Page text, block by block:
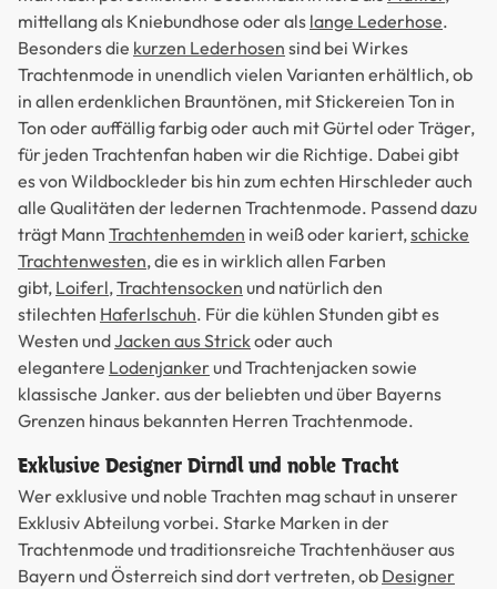
mittellang als Kniebundhose oder als lange Lederhose.
Besonders die kurzen Lederhosen sind bei Wirkes
Trachtenmode in unendlich vielen Varianten erhältlich, ob
in allen erdenklichen Brauntönen, mit Stickereien Ton in
Ton oder auffällig farbig oder auch mit Gürtel oder Träger,
für jeden Trachtenfan haben wir die Richtige. Dabei gibt
es von Wildbockleder bis hin zum echten Hirschleder auch
alle Qualitäten der ledernen Trachtenmode. Passend dazu
trägt Mann Trachtenhemden in weiß oder kariert,schicke
Trachtenwesten, die es in wirklich allen Farben
gibt, Loiferl,Trachtensocken und natürlich den
stilechten Haferlschuh. Für die kühlen Stunden gibt es
Westen undJacken aus Strickoder auch
elegantere Lodenjankerund Trachtenjacken sowie
klassische Janker. aus der beliebten und über Bayerns
Grenzen hinaus bekannten Herren Trachtenmode.
Exklusive Designer Dirndl und noble Tracht
Wer exklusive und noble Trachten mag schaut in unserer
Exklusiv Abteilung vorbei. Starke Marken in der
Trachtenmode und traditionsreiche Trachtenhäuser aus
Bayern und Österreich sind dort vertreten, ob Designer